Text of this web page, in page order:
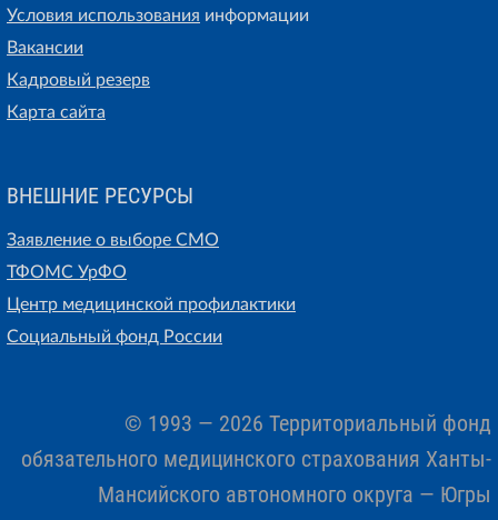
Условия использования информации
Вакансии
Кадровый резерв
Карта сайта
ВНЕШНИЕ РЕСУРСЫ
Заявление о выборе СМО
ТФОМС УрФО
Центр медицинской профилактики
Социальный фонд России
© 1993 — 2026 Территориальный фонд
обязательного медицинского страхования Ханты-
Мансийского автономного округа — Югры